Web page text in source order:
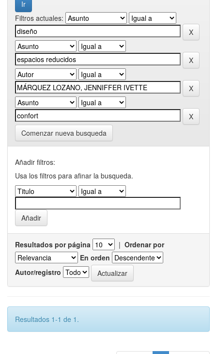
Filtros actuales:
Comenzar nueva busqueda
Añadir filtros:
Usa los filtros para afinar la busqueda.
Resultados por página | Ordenar por
En orden
Autor/registro
Resultados 1-1 de 1.